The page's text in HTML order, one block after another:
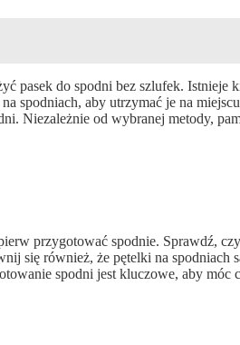
pasek do spodni bez szlufek. Istnieje
spodniach, aby utrzymać je na
Niezależnie od wybranej metody,
przygotować spodnie. Sprawdź,
się również, że pętelki na spodniach
spodni jest kluczowe, aby móc